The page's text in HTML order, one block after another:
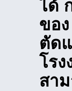
ได้
ขอ
ตัด
โร
สา